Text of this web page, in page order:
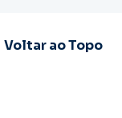
Voltar ao Topo